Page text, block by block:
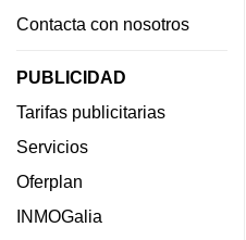
Contacta con nosotros
PUBLICIDAD
Tarifas publicitarias
Servicios
Oferplan
INMOGalia